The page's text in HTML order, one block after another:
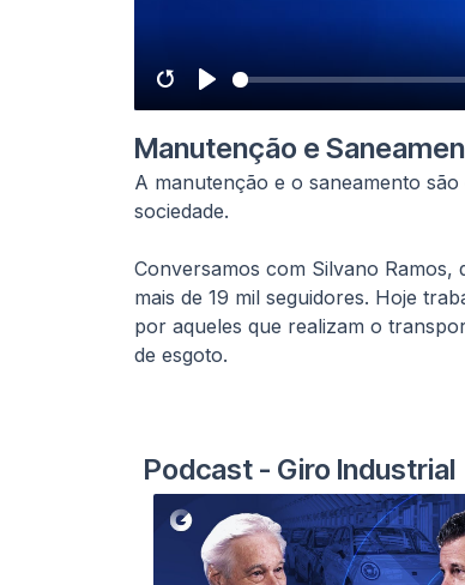
Restart
Play
Manutenção e
A manutenção e o saneamento
sociedade.
Conversamos com Silvano
mais de 19 mil seguidores. Hoje
por aqueles que realizam o
de esgoto.
Podcast - Giro Industrial